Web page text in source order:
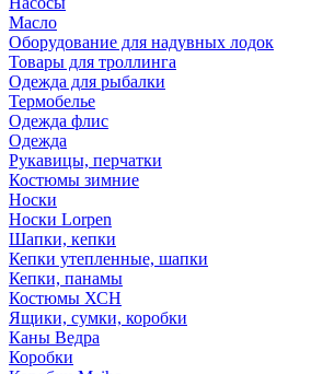
Масло
Оборудование для надувных лодок
Товары для троллинга
Одежда для рыбалки
Термобелье
Одежда флис
Одежда
Рукавицы, перчатки
Костюмы зимние
Носки
Носки Lorpen
Шапки, кепки
Кепки утепленные, шапки
Кепки, панамы
Костюмы ХСН
Ящики, сумки, коробки
Каны Ведра
Коробки